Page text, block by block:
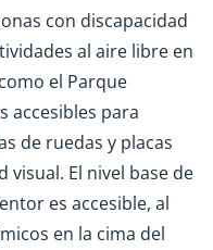
con discapacidad
al aire libre en
el Parque
accesibles para
de ruedas y placas
visual. El nivel base de
es accesible, al
en la cima del